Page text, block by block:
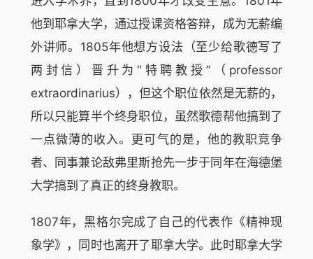
他到耶拿大学，通过授课资格答辩，成为无薪编
外讲师。1805年他想方设法（至少给歌德写了
两封信）晋升为“特聘教授”（professor
extraordinarius），但这个职位依然是无薪的，
所以只能算半个终身职位，虽然歌德帮他搞到了
一点微薄的收入。更可气的是，他的教职竞争
者、同事兼论敌弗里斯抢先一步于同年在海德堡
大学搞到了真正的终身教职。
1807年，黑格尔完成了自己的代表作《精神现
象学》，同时也离开了耶拿大学。此时耶拿大学